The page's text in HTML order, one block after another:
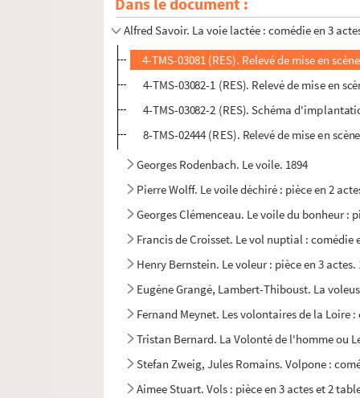
Émile Dernay. Le voeu de Marie-Anne : pièce
Alfred Savoir. La voie lactée : comédie en 3
4-TMS-03081 (RES). Relevé de mise en
4-TMS-03082-1 (RES). Relevé de mise en
4-TMS-03082-2 (RES). Schéma
8-TMS-02444 (RES). Relevé de mise en
Georges Rodenbach. Le voile. 1894
Pierre Wolff. Le voile déchiré : pièce en 2
Georges Clémenceau. Le voile du bonheur :
Francis de Croisset. Le vol nuptial : comédie
Henry Bernstein. Le voleur : pièce en 3 actes.
Eugène Grangé, Lambert-Thiboust. La
Fernand Meynet. Les volontaires de la Loire
Tristan Bernard. La Volonté de l'homme ou
Stefan Zweig, Jules Romains. Volpone :
Aimee Stuart. Vols : pièce en 3 actes et 2